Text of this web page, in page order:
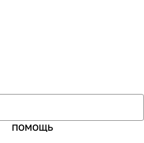
ПОМОЩЬ